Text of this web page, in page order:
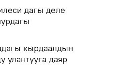
дагы деле
кырдаалдын
улантууга даяр